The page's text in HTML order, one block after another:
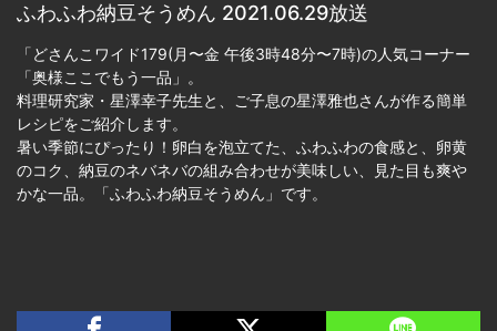
ふわふわ納豆そうめん 2021.06.29放送
「どさんこワイド179(月〜金 午後3時48分〜7時)の人気コーナー
「奥様ここでもう一品」。
料理研究家・星澤幸子先生と、ご子息の星澤雅也さんが作る簡単
レシピをご紹介します。
暑い季節にぴったり！卵白を泡立てた、ふわふわの食感と、卵黄
のコク、納豆のネバネバの組み合わせが美味しい、見た目も爽や
かな一品。「ふわふわ納豆そうめん」です。